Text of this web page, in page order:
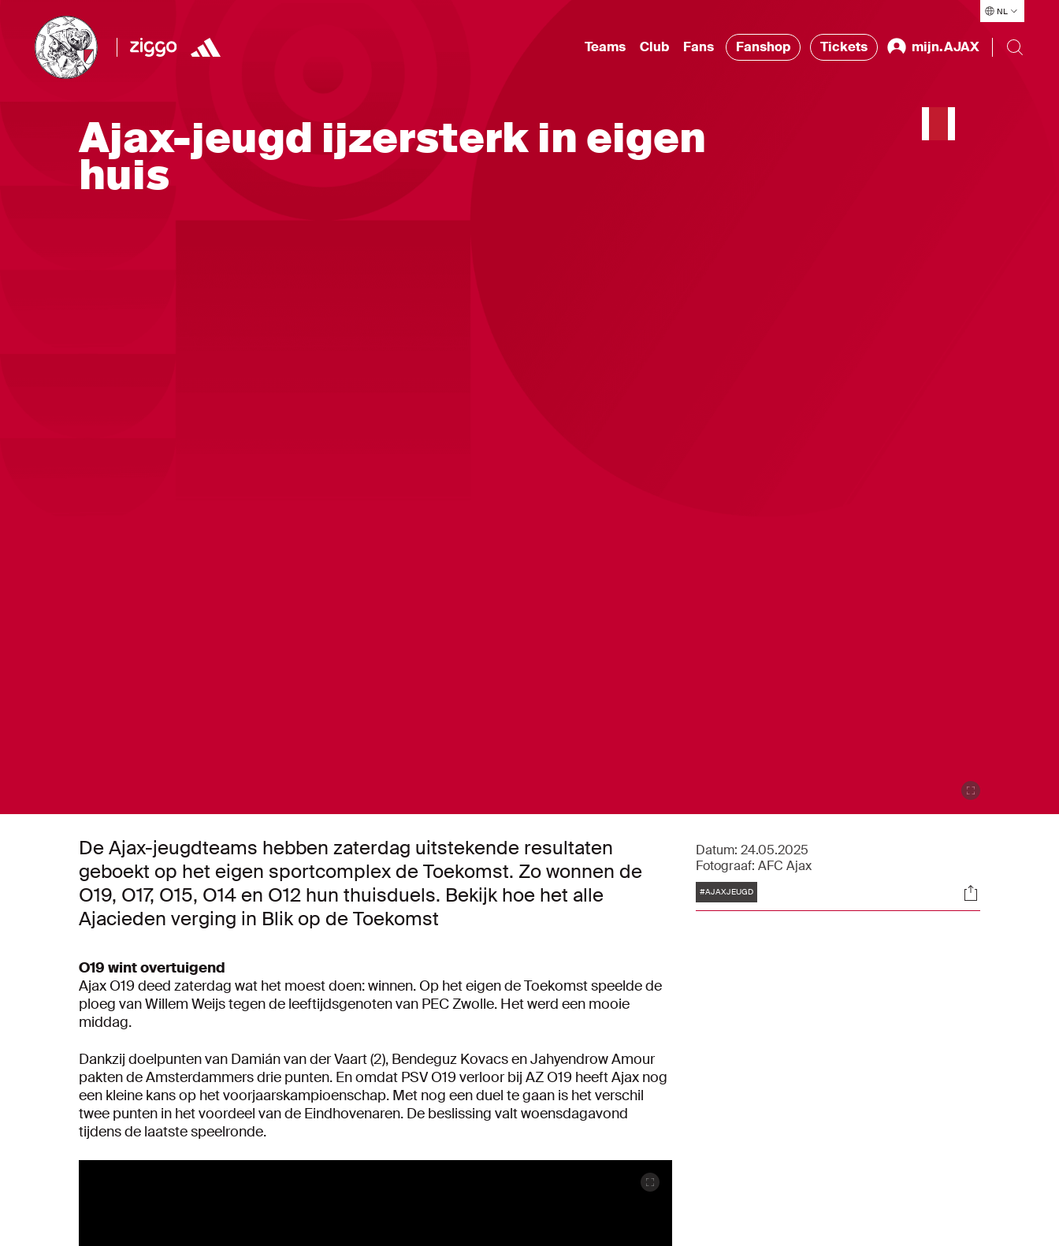
NL
Teams Club Fans Fanshop Tickets mijn.AJAX
Ajax-jeugd ijzersterk in eigen
huis
De Ajax-jeugdteams hebben zaterdag uitstekende resultaten
geboekt op het eigen sportcomplex de Toekomst. Zo wonnen de
O19, O17, O15, O14 en O12 hun thuisduels. Bekijk hoe het alle
Ajacieden verging in Blik op de Toekomst
Datum: 24.05.2025
Fotograaf: AFC Ajax
Tags
#AJAXJEUGD Socials
O19 wint overtuigend
Ajax O19 deed zaterdag wat het moest doen: winnen. Op het eigen de Toekomst speelde de
ploeg van Willem Weijs tegen de leeftijdsgenoten van PEC Zwolle. Het werd een mooie
middag.
Dankzij doelpunten van Damián van der Vaart (2), Bendeguz Kovacs en Jahyendrow Amour
pakten de Amsterdammers drie punten. En omdat PSV O19 verloor bij AZ O19 heeft Ajax nog
een kleine kans op het voorjaarskampioenschap. Met nog een duel te gaan is het verschil
twee punten in het voordeel van de Eindhovenaren. De beslissing valt woensdagavond
tijdens de laatste speelronde.